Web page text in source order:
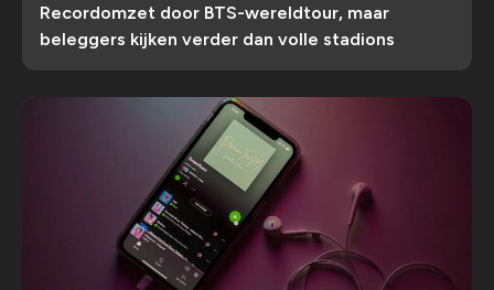
Recordomzet door BTS-wereldtour, maar
beleggers kijken verder dan volle stadions